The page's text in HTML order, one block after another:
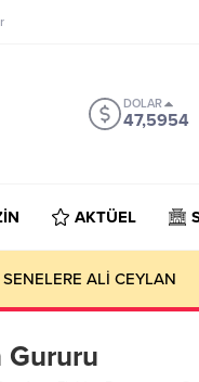
DOLAR
47,5954
AKTÜEL
ALİ CEYLAN
Gururu